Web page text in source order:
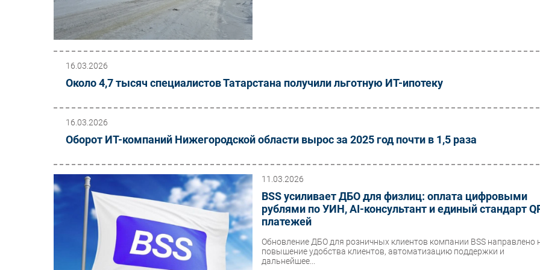
16.03.2026
Около 4,7 тысяч специалистов Татарстана получили льготную ИТ-ипотеку
16.03.2026
Оборот ИТ-компаний Нижегородской области вырос за 2025 год почти в 1,5 раза
11.03.2026
BSS усиливает ДБО для физлиц: оплата цифровыми
рублями по УИН, AI-консультант и единый стандарт
платежей
Обновление ДБО для розничных клиентов компании BSS направлено
повышение удобства клиентов, автоматизацию поддержки и
дальнейшее...